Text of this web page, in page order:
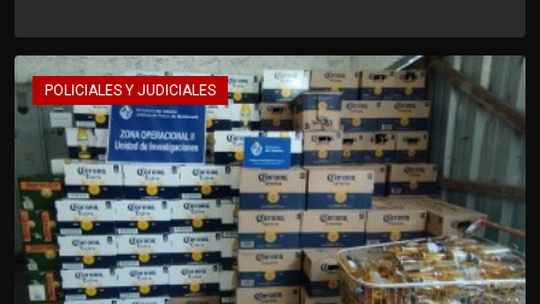
POLICIALES Y JUDICIALES